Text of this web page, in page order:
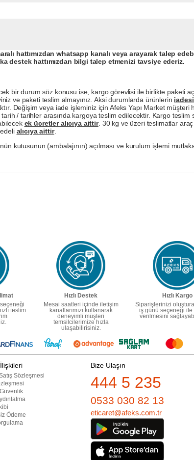
hattımızdan whatsapp kanalı veya arayarak talep
destek hattımızdan bilgi talep etmenizi tavsiye ederiz.
bir durum söz konusu ise, kargo görevlisi ile birlikte paketi
ve paketi teslim almayınız. Aksi durumlarda ürünlerin
Değişim veya iade işleminiz için Afeks Yapı Market müşteri
/ tarihler arasında kargoya teslim edilecektir. Kargo
ek ücretler alıcıya aittir. 30 kg ve üzeri teslimatlar
alıcıya aittir.
kutusunun (ambalajının) açılması ve kurulum işlemi
teslim
Hızlı Destek
Mesai saatleri içinde iletişim
kanallarımızı kullanarak
deneyimli müşteri
temsilcilerimize hızla
ulaşabilirisiniz.
Hızlı Kargo
Siparişlerinizi
iş günü seçeneği ile
verilmesini
Sözleşmesi
Ödeme
Bize Ulaşın
444 5 235
0533 030 82 13
eticaret@afeks.com.tr